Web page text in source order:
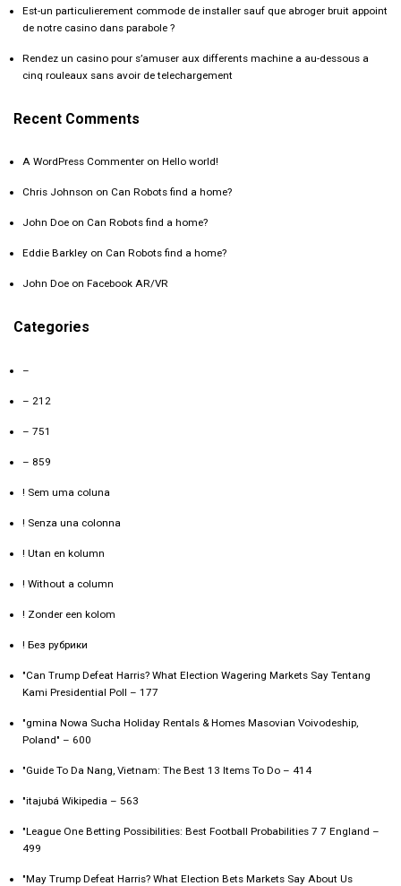
Est-un particulierement commode de installer sauf que abroger bruit appoint
de notre casino dans parabole ?
Rendez un casino pour s’amuser aux differents machine a au-dessous a
cinq rouleaux sans avoir de telechargement
Recent Comments
A WordPress Commenter on Hello world!
Chris Johnson on Can Robots find a home?
John Doe on Can Robots find a home?
Eddie Barkley on Can Robots find a home?
John Doe on Facebook AR/VR
Categories
–
– 212
– 751
– 859
! Sem uma coluna
! Senza una colonna
! Utan en kolumn
! Without a column
! Zonder een kolom
! Без рубрики
"Can Trump Defeat Harris? What Election Wagering Markets Say Tentang
Kami Presidential Poll – 177
"gmina Nowa Sucha Holiday Rentals & Homes Masovian Voivodeship,
Poland" – 600
"Guide To Da Nang, Vietnam: The Best 13 Items To Do – 414
"itajubá Wikipedia – 563
"League One Betting Possibilities: Best Football Probabilities 7 7 England –
499
"May Trump Defeat Harris? What Election Bets Markets Say About Us